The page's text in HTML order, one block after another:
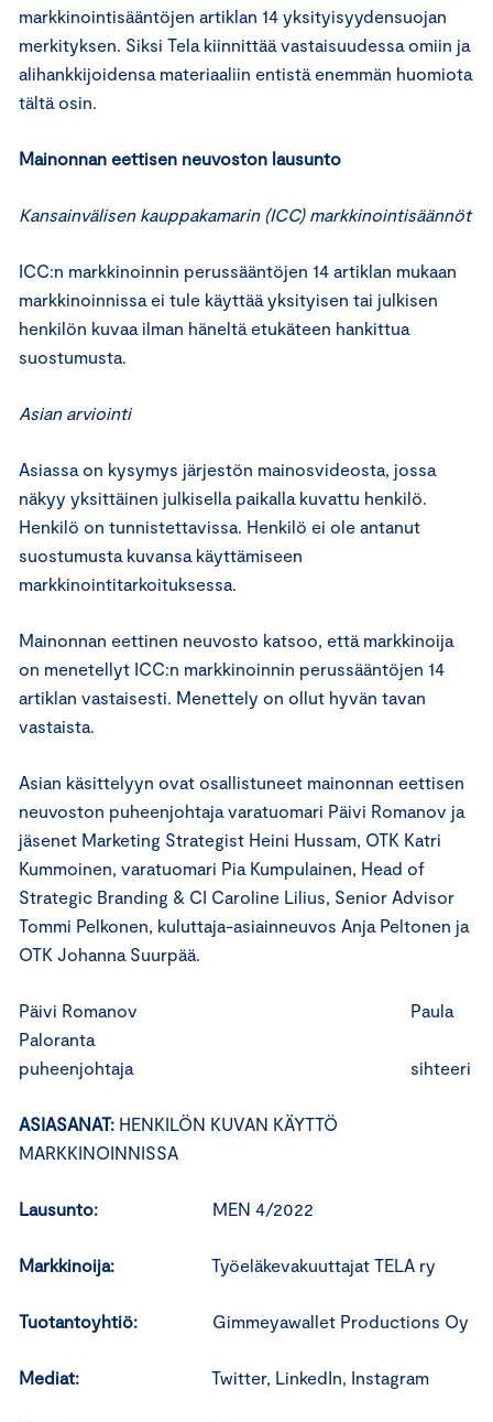
markkinointisääntöjen artiklan 14 yksityisyydensuojan
merkityksen. Siksi Tela kiinnittää vastaisuudessa omiin ja
alihankkijoidensa materiaaliin entistä enemmän huomiota
tältä osin.
Mainonnan eettisen neuvoston lausunto
Kansainvälisen kauppakamarin (ICC) markkinointisäännöt
ICC:n markkinoinnin perussääntöjen 14 artiklan mukaan
markkinoinnissa ei tule käyttää yksityisen tai julkisen
henkilön kuvaa ilman häneltä etukäteen hankittua
suostumusta.
Asian arviointi
Asiassa on kysymys järjestön mainosvideosta, jossa
näkyy yksittäinen julkisella paikalla kuvattu henkilö.
Henkilö on tunnistettavissa. Henkilö ei ole antanut
suostumusta kuvansa käyttämiseen
markkinointitarkoituksessa.
Mainonnan eettinen neuvosto katsoo, että markkinoija
on menetellyt ICC:n markkinoinnin perussääntöjen 14
artiklan vastaisesti. Menettely on ollut hyvän tavan
vastaista.
Asian käsittelyyn ovat osallistuneet mainonnan eettisen
neuvoston puheenjohtaja varatuomari Päivi Romanov ja
jäsenet Marketing Strategist Heini Hussam, OTK Katri
Kummoinen, varatuomari Pia Kumpulainen, Head of
Strategic Branding & CI Caroline Lilius, Senior Advisor
Tommi Pelkonen, kuluttaja-asiainneuvos Anja Peltonen ja
OTK Johanna Suurpää.
Päivi Romanov Paula
Paloranta
puheenjohtaja sihteeri
ASIASANAT: HENKILÖN KUVAN KÄYTTÖ
MARKKINOINNISSA
Lausunto: MEN 4/2022
Markkinoija: Työeläkevakuuttajat TELA ry
Tuotantoyhtiö: Gimmeyawallet Productions Oy
Mediat: Twitter, LinkedIn, Instagram